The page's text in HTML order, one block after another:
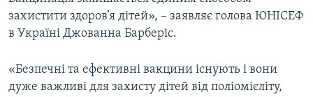
захистити здоров’я дітей», – заявляє голова ЮНІСЕФ
в Україні Джованна Барберіс.
«Безпечні та ефективні вакцини існують і вони
дуже важливі для захисту дітей від поліомієліту,